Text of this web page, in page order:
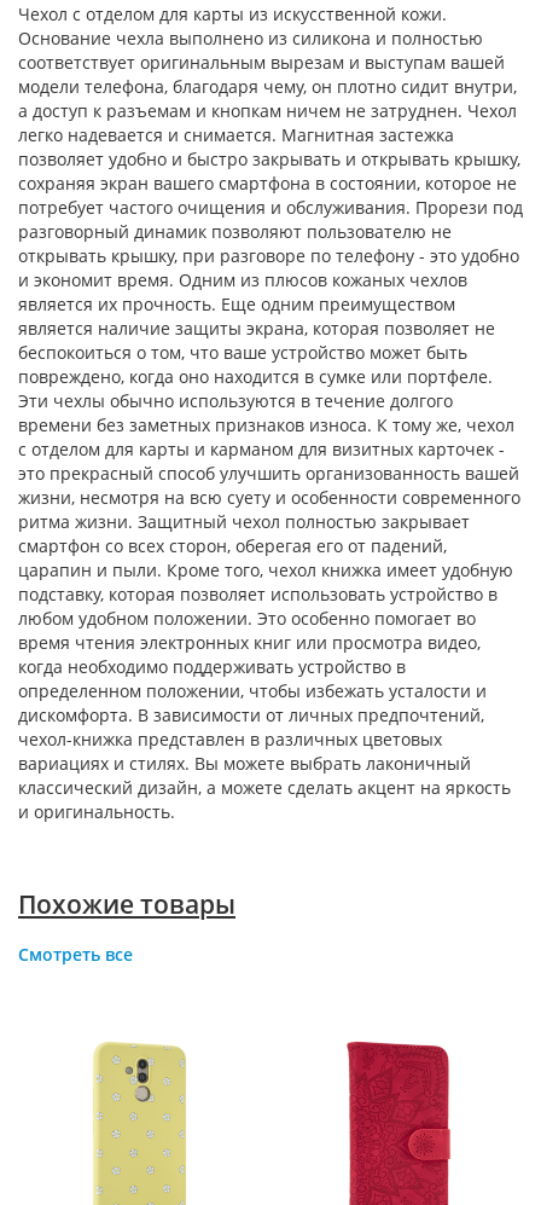
Чехол с отделом для карты из искусственной кожи.
Основание чехла выполнено из силикона и полностью
соответствует оригинальным вырезам и выступам вашей
модели телефона, благодаря чему, он плотно сидит внутри,
а доступ к разъемам и кнопкам ничем не затруднен. Чехол
легко надевается и снимается. Магнитная застежка
позволяет удобно и быстро закрывать и открывать крышку,
сохраняя экран вашего смартфона в состоянии, которое не
потребует частого очищения и обслуживания. Прорези под
разговорный динамик позволяют пользователю не
открывать крышку, при разговоре по телефону - это удобно
и экономит время. Одним из плюсов кожаных чехлов
является их прочность. Еще одним преимуществом
является наличие защиты экрана, которая позволяет не
беспокоиться о том, что ваше устройство может быть
повреждено, когда оно находится в сумке или портфеле.
Эти чехлы обычно используются в течение долгого
времени без заметных признаков износа. К тому же, чехол
с отделом для карты и карманом для визитных карточек -
это прекрасный способ улучшить организованность вашей
жизни, несмотря на всю суету и особенности современного
ритма жизни. Защитный чехол полностью закрывает
смартфон со всех сторон, оберегая его от падений,
царапин и пыли. Кроме того, чехол книжка имеет удобную
подставку, которая позволяет использовать устройство в
любом удобном положении. Это особенно помогает во
время чтения электронных книг или просмотра видео,
когда необходимо поддерживать устройство в
определенном положении, чтобы избежать усталости и
дискомфорта. В зависимости от личных предпочтений,
чехол-книжка представлен в различных цветовых
вариациях и стилях. Вы можете выбрать лаконичный
классический дизайн, а можете сделать акцент на яркость
и оригинальность.
Похожие товары
Смотреть все